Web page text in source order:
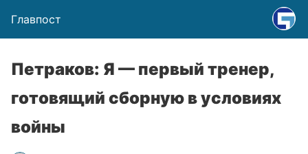
Главпост
Петраков: Я — первый тренер,
готовящий сборную в условиях
войны